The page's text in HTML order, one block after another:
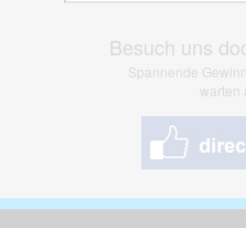
Besuch uns
Spannende
warten